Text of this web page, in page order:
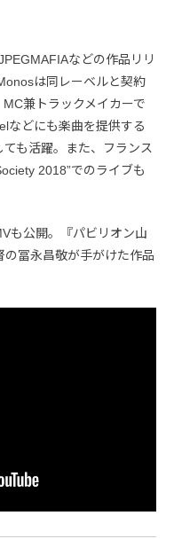
などの作品リリ
は同レーベルと契約
兼トラックメイカーで
などにも楽曲を提供する
も活躍。また、フランス
2018”でのライブも
も公開。『パビリオン山
冨永昌敬が手がけた作品